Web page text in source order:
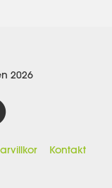
2026
Kontakt